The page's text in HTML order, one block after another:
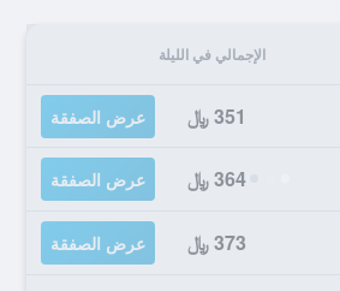
الإجمالي في الليلة
351 ﷼ عرض الصفقة
364 ﷼ عرض الصفقة
373 ﷼ عرض الصفقة